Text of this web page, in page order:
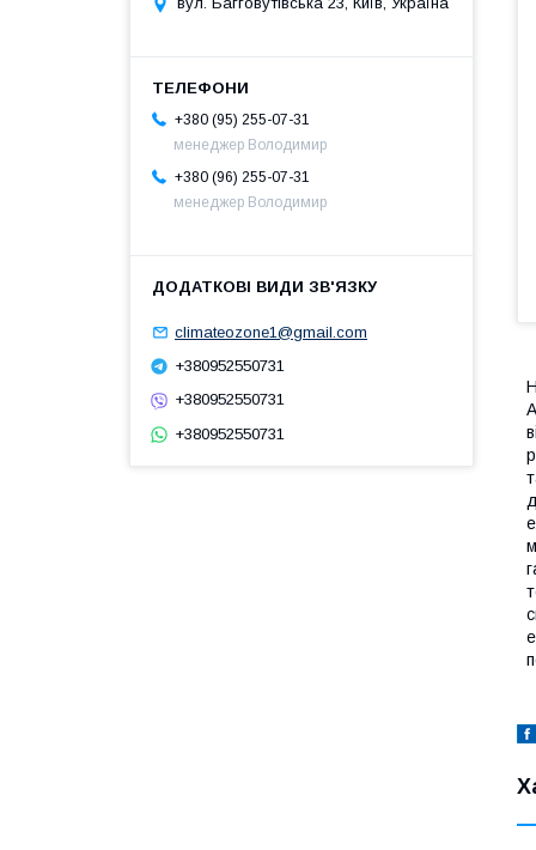
+380 (95) 255-07-31
менеджер Володимир
+380 (96) 255-07-31
менеджер Володимир
climateozone1@gmail.com
+380952550731
+380952550731
+380952550731